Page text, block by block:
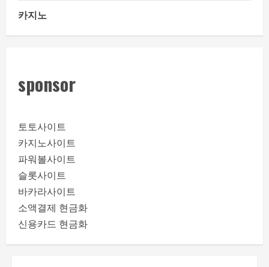
카지노
sponsor
토토사이트
카지노사이트
파워볼사이트
슬롯사이트
바카라사이트
소액결제 현금화
신용카드 현금화